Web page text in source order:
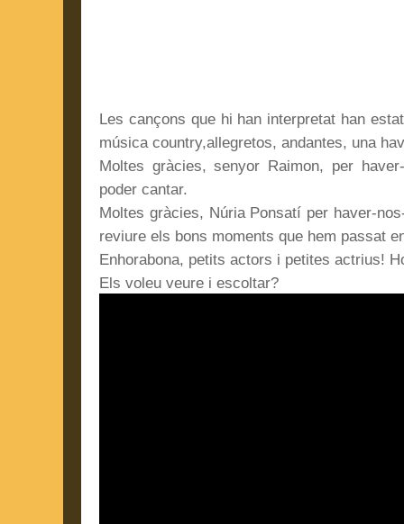
Les cançons que hi han interpretat han
música country,allegretos, andantes, una
Moltes gràcies, senyor Raimon, per
poder cantar.
Moltes gràcies, Núria Ponsatí per haver-
reviure els bons moments que hem passat
Enhorabona, petits actors i petites actrius!
Els voleu veure i escoltar?